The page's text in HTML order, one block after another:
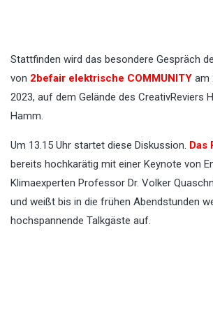
Stattfinden wird das besondere Gespräch
von 2befair elektrische COMMUNITY am
2023, auf dem Gelände des CreativReviers
Hamm.
Um 13.15 Uhr startet diese Diskussion. Das
bereits hochkarätig mit einer Keynote von
Klimaexperten Professor Dr. Volker
und weißt bis in die frühen Abendstunden
hochspannende Talkgäste auf.